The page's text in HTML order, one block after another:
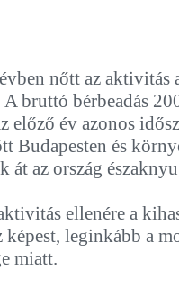
nőtt az
bruttó bérbeadás
előző év azonos
Budapesten és
át az ország
ellenére a
képest, leginkább a
miatt.